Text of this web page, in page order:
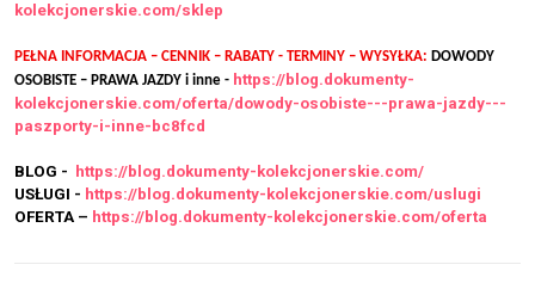
kolekcjonerskie.com/sklep
PEŁNA INFORMACJA – CENNIK – RABATY - TERMINY – WYSYŁKA: DOWODY
OSOBISTE – PRAWA JAZDY i inne - https://blog.dokumenty-
kolekcjonerskie.com/oferta/dowody-osobiste---prawa-jazdy---
paszporty-i-inne-bc8fcd
BLOG -
https://blog.dokumenty-kolekcjonerskie.com/
USŁUGI - https://blog.dokumenty-kolekcjonerskie.com/uslugi
OFERTA – https://blog.dokumenty-kolekcjonerskie.com/oferta